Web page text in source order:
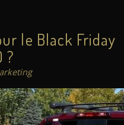
le Black Friday
?